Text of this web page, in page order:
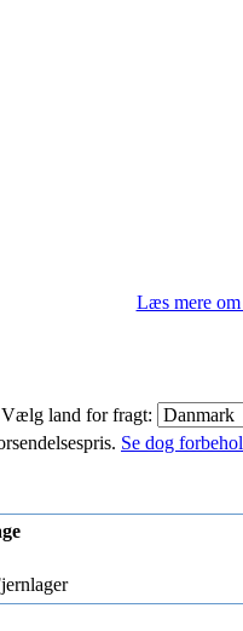
Læs mere
land for fragt:
Se dog